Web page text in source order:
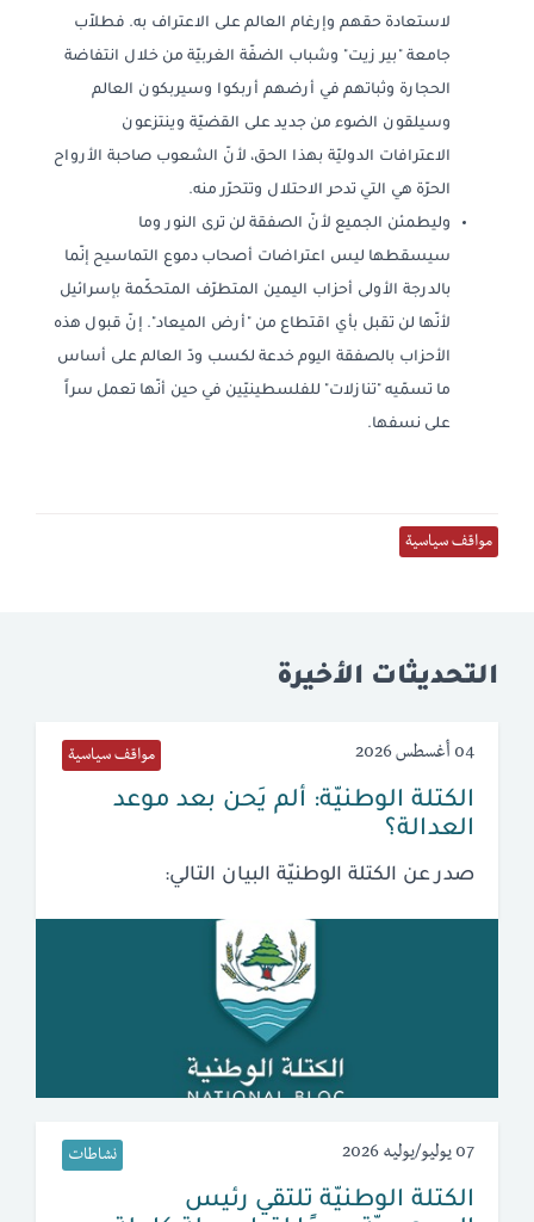
لاستعادة حقهم وإرغام العالم على الاعتراف به. فطلاّب
جامعة "بير زيت" وشباب الضفّة الغربيّة من خلال انتفاضة
الحجارة وثباتهم في أرضهم أربكوا وسيربكون العالم
وسيلقون الضوء من جديد على القضيّة وينتزعون
الاعترافات الدوليّة بهذا الحق، لأنّ الشعوب صاحبة الأرواح
الحرّة هي التي تدحر الاحتلال وتتحرّر منه.
وليطمئن الجميع لأنّ الصفقة لن ترى النور وما
سيسقطها ليس اعتراضات أصحاب دموع التماسيح إنّما
بالدرجة الأولى أحزاب اليمين المتطرّف المتحكّمة بإسرائيل
لأنّها لن تقبل بأي اقتطاع من "أرض الميعاد". إنّ قبول هذه
الأحزاب بالصفقة اليوم خدعة لكسب ودّ العالم على أساس
ما تسمّيه "تنازلات" للفلسطينيّين في حين أنّها تعمل سراً
على نسفها.
مواقف سياسية
التحديثات الأخيرة
04 أغسطس 2026 مواقف سياسية
الكتلة الوطنيّة: ألم يَحن بعد موعد
العدالة؟
صدر عن الكتلة الوطنيّة البيان التالي:
07 يوليو/يوليه 2026 نشاطات
الكتلة الوطنيّة تلتقي رئيس